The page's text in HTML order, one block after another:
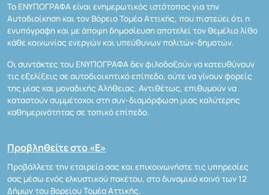
Το ΕΝΥΠΟΓΡΑΦΑ είναι ενημερωτικός ιστότοπος για την
Αυτοδιοίκηση και τον Βόρειο Τομέα Αττικής, που πιστεύει ότι η
ενυπόγραφη και με άποψη δημοσίευση αποτελεί τον θεμέλιο λίθο
κάθε κοινωνίας ενεργών και υπεύθυνων πολιτών-δημοτών.
Οι συντάκτες του ΕΝΥΠΟΓΡΑΦΑ δεν φιλοδοξούν να κατευθύνουν
τις εξελίξεις σε αυτοδιοικητικό επίπεδο, ούτε να γίνουν φορείς
της μίας και μοναδικής Αλήθειας. Αντιθέτως, επιθυμούν να
καταστούν συμμέτοχοι στη συν-διαμόρφωση μιας καλύτερης
καθημερινότητας σε τοπικό επίπεδο.
Προβληθείτε στο «Ε»
Προβάλλετε την εταιρεία σας και επικοινωνήστε τις υπηρεσίες
σας μέσω ενός ελκυστικού πακέτου, στο δυναμικό κοινό των 12
Δήμων του Βορείου Τομέα Αττικής.